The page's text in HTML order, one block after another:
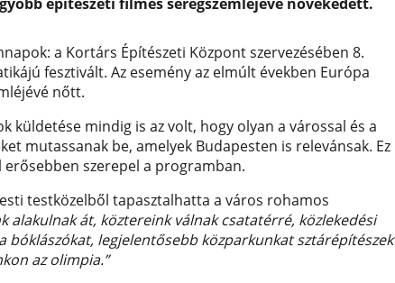
a Kortárs Építészeti Központ szervezésében 8.
fesztivált. Az esemény az elmúlt években Európa
nőtt.
küldetése mindig is az volt, hogy olyan a várossal és a
mutassanak be, amelyek Budapesten is relevánsak. Ez
szerepel a programban.
testközelből tapasztalhatta a város rohamos
alakulnak át, köztereink válnak csatatérré, közlekedési
legjelentősebb közparkunkat sztárépítészek
az olimpia.”